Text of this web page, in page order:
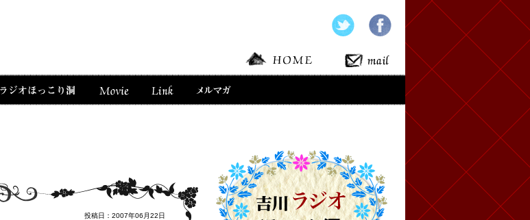
投稿日：2007年06月22日